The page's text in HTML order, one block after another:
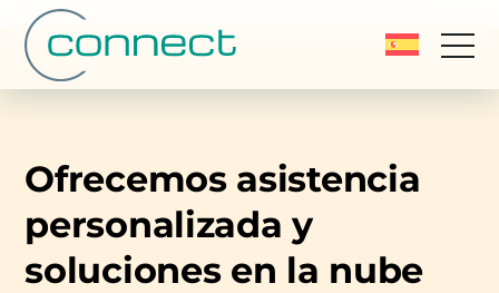
Ofrecemos asistencia
personalizada y
soluciones en la nube